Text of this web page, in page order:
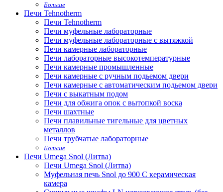
Больше
Печи Tehnotherm
Печи Tehnotherm
Печи муфельные лабораторные
Печи муфельные лабораторные с вытяжкой
Печи камерные лабораторные
Печи лабораторные высокотемпературные
Печи камерные промышленные
Печи камерные с ручным подьемом двери
Печи камерные с автоматическим подьемом двери
Печи с выкатным подом
Печи для обжига опок с вытопкой воска
Печи шахтные
Печи плавильные тигельные для цветных
металлов
Печи трубчатые лабораторные
Больше
Печи Umega Snol (Литва)
Печи Umega Snol (Литва)
Муфельная печь Snol до 900 С керамическая
камера